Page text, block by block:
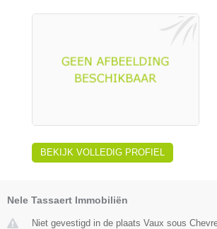
BEKIJK VOLLEDIG PROFIEL
Nele Tassaert Immobiliën
Niet gevestigd in de plaats Vaux sous